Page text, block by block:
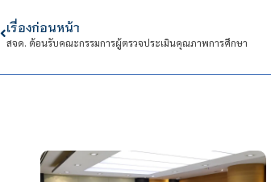
เรื่องก่อนหน้า
สจด. ต้อนรับคณะกรรมการผู้ตรวจประเมินคุณภาพการศึกษา